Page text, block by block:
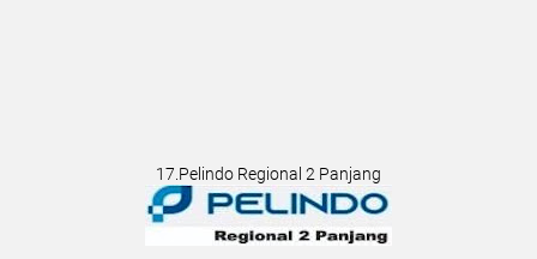
17.Pelindo Regional 2 Panjang